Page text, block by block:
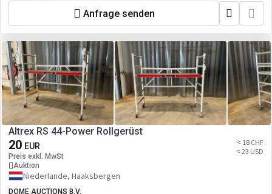
Anfrage senden
Altrex RS 44-Power Rollgerüst
20 EUR
Preis exkl. MwSt
Auktion
≈ 18 CHF
≈ 23 USD
Niederlande, Haaksbergen
DOME AUCTIONS B.V.